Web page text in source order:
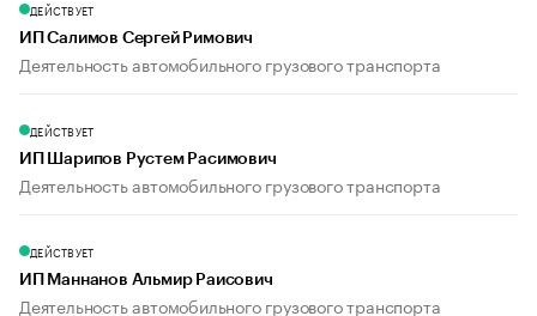
ДЕЙСТВУЕТ
ИП Салимов Сергей Римович
Деятельность автомобильного грузового транспорта
ДЕЙСТВУЕТ
ИП Шарипов Рустем Расимович
Деятельность автомобильного грузового транспорта
ДЕЙСТВУЕТ
ИП Маннанов Альмир Раисович
Деятельность автомобильного грузового транспорта